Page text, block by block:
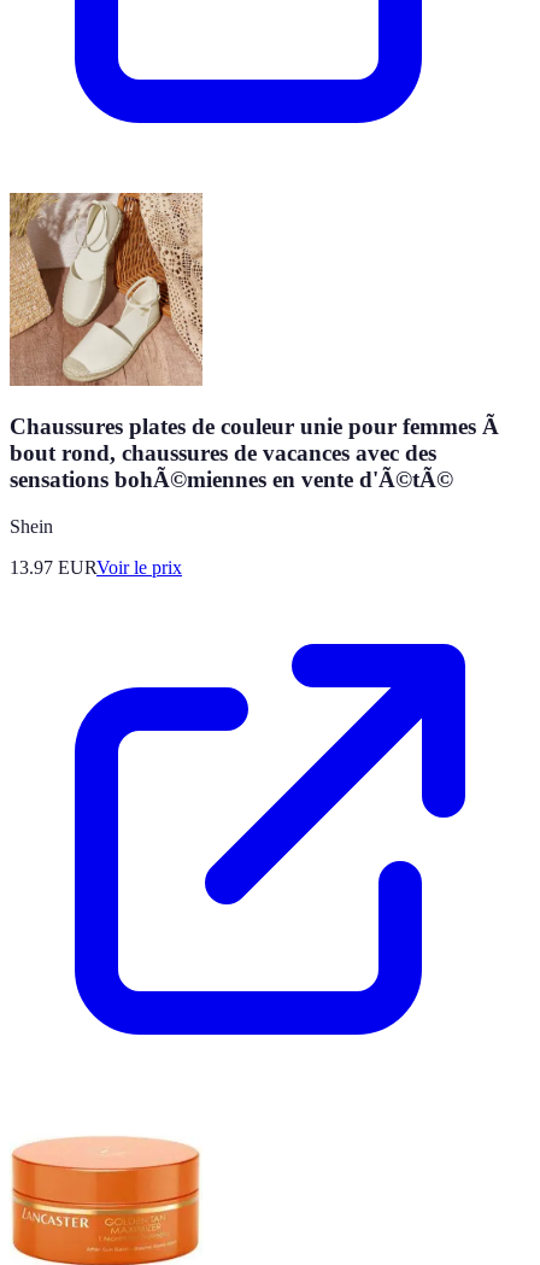
Chaussures plates de couleur unie pour femmes Ã
bout rond, chaussures de vacances avec des
sensations bohÃ©miennes en vente d'Ã©tÃ©
Shein
13.97 EURVoir le prix